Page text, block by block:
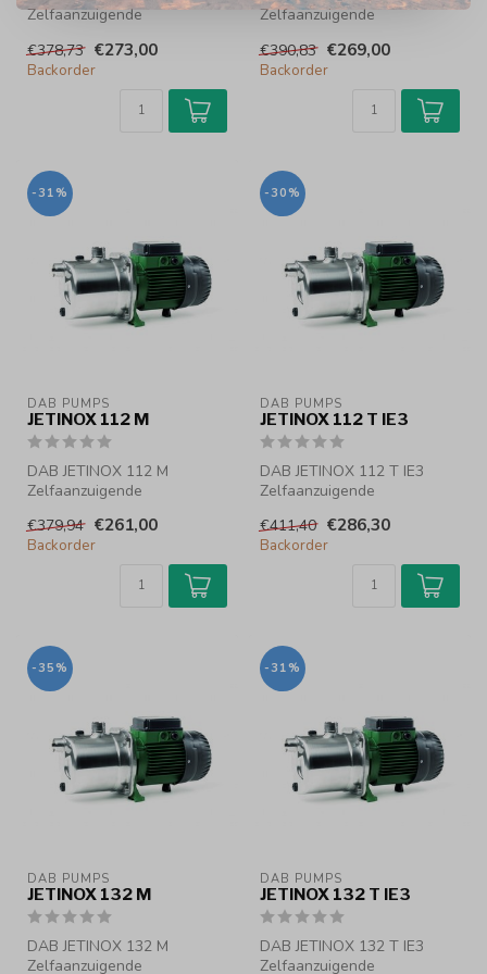
Zelfaanzuigende
Zelfaanzuigende
centrifugaal...
€378,73 €273,00
Backorder
Zelfaanzuigende
Zelfaanzuigende centrifu...
€390,83 €269,00
Backorder
-31%
DAB PUMPS
JETINOX 112 M
DAB JETINOX 112 M
Zelfaanzuigende
Zelfaanzuigende centrifuga...
€379,94 €261,00
Backorder
-30%
DAB PUMPS
JETINOX 112 T IE3
DAB JETINOX 112 T IE3
Zelfaanzuigende
Zelfaanzuigende centri...
€411,40 €286,30
Backorder
-35%
DAB PUMPS
JETINOX 132 M
DAB JETINOX 132 M
Zelfaanzuigende
-31%
DAB PUMPS
JETINOX 132 T IE3
DAB JETINOX 132 T IE3
Zelfaanzuigende